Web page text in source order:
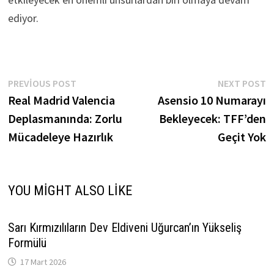
ediyor.
Yazı
gezinmesi
PREVIOUS POSTPrevious
post:
Real Madrid Valencia
Deplasmanında: Zorlu
Mücadeleye Hazırlık
NEXT POST
Asensio 10 Numarayı
Bekleyecek: TFF’den
Geçit Yok
YOU MIGHT ALSO LIKE
Sarı Kırmızılıların Dev Eldiveni Uğurcan’ın Yükseliş
Formülü
17 Mart 2026